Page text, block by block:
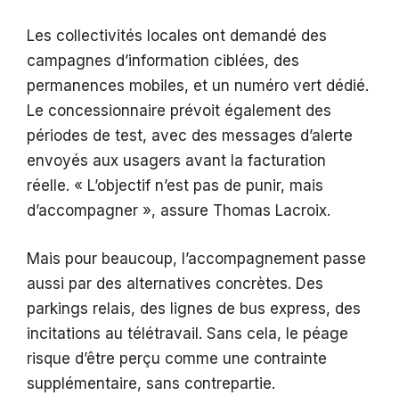
Les collectivités locales ont demandé des
campagnes d’information ciblées, des
permanences mobiles, et un numéro vert dédié.
Le concessionnaire prévoit également des
périodes de test, avec des messages d’alerte
envoyés aux usagers avant la facturation
réelle. « L’objectif n’est pas de punir, mais
d’accompagner », assure Thomas Lacroix.
Mais pour beaucoup, l’accompagnement passe
aussi par des alternatives concrètes. Des
parkings relais, des lignes de bus express, des
incitations au télétravail. Sans cela, le péage
risque d’être perçu comme une contrainte
supplémentaire, sans contrepartie.